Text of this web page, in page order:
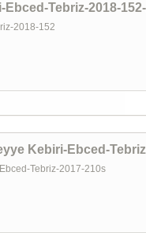
2018-152
Tebriz-2017-210s